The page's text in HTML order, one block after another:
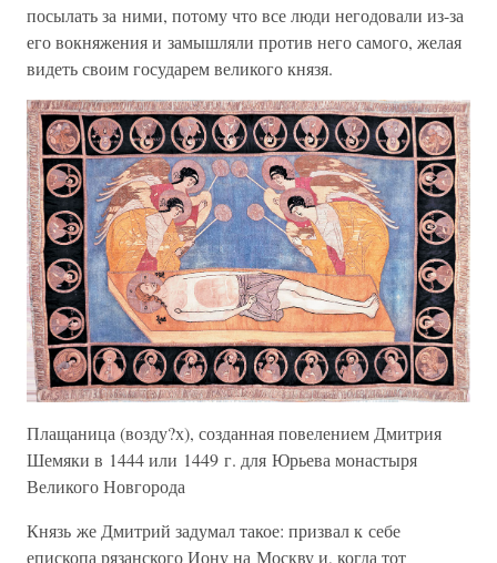
посылать за ними, потому что все люди негодовали из-за
его вокняжения и замышляли против него самого, желая
видеть своим государем великого князя.
Плащаница (возду?х), созданная повелением Дмитрия
Шемяки в 1444 или 1449 г. для Юрьева монастыря
Великого Новгорода
Князь же Дмитрий задумал такое: призвал к себе
епископа рязанского Иону на Москву и, когда тот